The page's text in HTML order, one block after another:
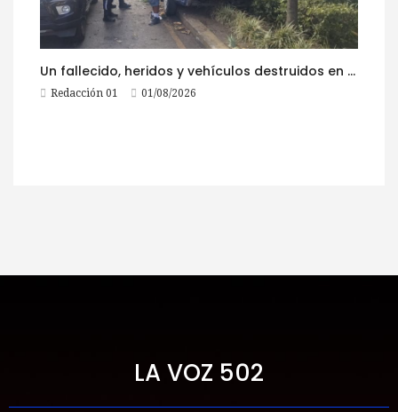
Un fallecido, heridos y vehículos destruidos en accidentes registrados este 1 de agosto
Redacción 01 01/08/2026
LA VOZ 502